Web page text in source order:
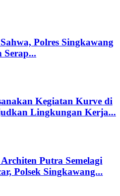
Polres Singkawang
Kegiatan Kurve di
Lingkungan Kerja...
Putra Semelagi
Polsek Singkawang...